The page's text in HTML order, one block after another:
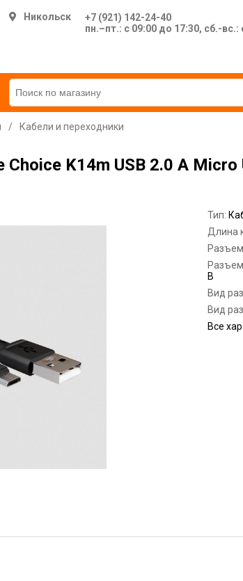
Никольск
+7 (921) 142-24-40
пн.–пт.: с 09:00 до 17:30, сб.-вс.:
/ Кабели и переходники
K14m USB 2.0 A
Тип:
Длина
B
Вид
Вид
Все